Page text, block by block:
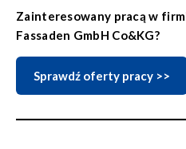
Zainteresowany pracą w
Fassaden GmbH Co&KG?
Sprawdź oferty pracy >>